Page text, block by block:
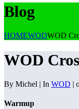
Blog
HOMEWODWOD
WOD
By Michel | In WOD |
Warmup